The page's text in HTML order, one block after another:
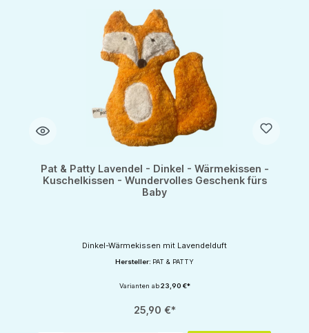
Pat & Patty Lavendel - Dinkel - Wärmekissen -
Kuschelkissen - Wundervolles Geschenk fürs
Baby
Dinkel-Wärmekissen mit Lavendelduft
Hersteller: PAT & PATTY
Varianten ab23,90 €*
25,90 €*